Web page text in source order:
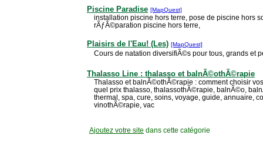
Piscine Paradise [MapQuest]
installation piscine hors terre, pose de piscine hors
rÃƒÂ©paration piscine hors terre,
Plaisirs de l'Eau! (Les) [MapQuest]
Cours de natation diversifiÃ©s pour tous, grands et
Thalasso Line : thalasso et balnÃ©othÃ©rapie
Thalasso et balnÃ©othÃ©rapie : comment choisir
quel prix thalasso, thalassothÃ©rapie, balnÃ©o,
thermal, spa, cure, soins, voyage, guide, annuaire,
vinothÃ©rapie, vac
Ajoutez votre site dans cette catégorie